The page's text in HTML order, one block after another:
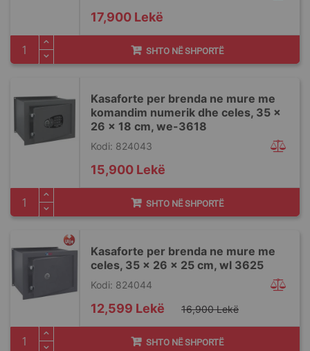
17,900 Lekë
SHTO NË SHPORTË
Kasaforte per brenda ne mure me
komandim numerik dhe celes, 35 x
26 x 18 cm, we-3618
Kodi: 824043
15,900 Lekë
SHTO NË SHPORTË
Kasaforte per brenda ne mure me
celes, 35 x 26 x 25 cm, wl 3625
Kodi: 824044
Special
Price
12,599 Lekë 16,900 Lekë
SHTO NË SHPORTË